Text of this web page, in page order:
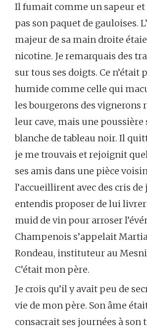
Il fumait comme un sapeur
pas son paquet de gauloises.
majeur de sa main droite
nicotine. Je remarquais des
sur tous ses doigts. Ce n’était
humide comme celle qui
les bourgerons des vignerons
leur cave, mais une poussière
blanche de tableau noir. Il
je me trouvais et rejoignit
ses amis dans une pièce
l’accueillirent avec des cris de
entendis proposer de lui
muid de vin pour arroser
Champenois s’appelait
Rondeau, instituteur au
C’était mon père.
Je crois qu’il y avait peu de
vie de mon père. Son âme
consacrait ses journées à son